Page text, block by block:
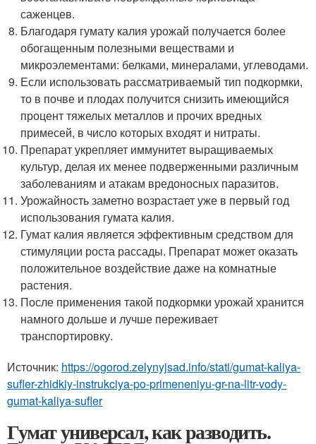
саженцев.
Благодаря гумату калия урожай получается более
обогащенным полезными веществами и
микроэлементами: белками, минералами, углеводами.
Если использовать рассматриваемый тип подкормки,
то в почве и плодах получится снизить имеющийся
процент тяжелых металлов и прочих вредных
примесей, в число которых входят и нитраты.
Препарат укрепляет иммунитет выращиваемых
культур, делая их менее подверженными различным
заболеваниям и атакам вредоносных паразитов.
Урожайность заметно возрастает уже в первый год
использования гумата калия.
Гумат калия является эффективным средством для
стимуляции роста рассады. Препарат может оказать
положительное воздействие даже на комнатные
растения.
После применения такой подкормки урожай хранится
намного дольше и лучше переживает
транспортировку.
Источник: https://ogorod.zelynyjsad.info/stati/gumat-kaliya-
sufler-zhidkiy-instrukciya-po-primeneniyu-gr-na-litr-vody-
gumat-kaliya-sufler
Гумат универсал, как разводить.